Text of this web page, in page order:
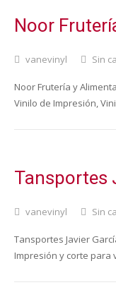
Noor
vanevinyl Sin
Noor Frutería y
Vinilo de Impresión,
Tansportes
vanevinyl Sin
Tansportes Javier
Impresión y corte para